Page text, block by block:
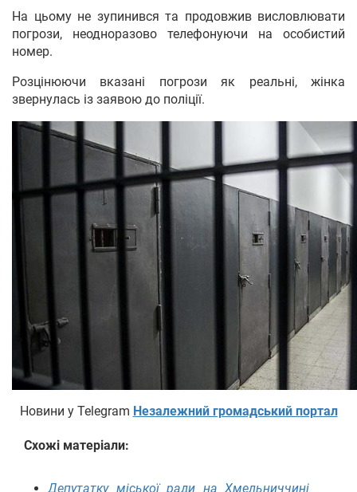
На цьому не зупинився та продовжив висловлювати
погрози, неодноразово телефонуючи на особистий
номер.
Розцінюючи вказані погрози як реальні, жінка
звернулась із заявою до поліції.
Новини у Telegram Незалежний громадський портал
Схожі матеріали:
Депутатку міської ради на Хмельниччині